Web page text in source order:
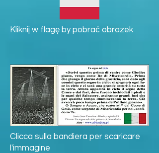
Kliknij w flagę by pobrać obrazek
Clicca sulla bandiera per scaricare
l'immagine